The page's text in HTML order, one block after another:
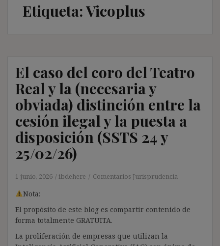
Etiqueta:Vicoplus
El caso del coro del Teatro
Real y la (necesaria y
obviada) distinción entre la
cesión ilegal y la puesta a
disposición (SSTS 24 y
25/02/26)
1 junio, 2026 ibdehere Comentarios Jurisprudencia
Nota:
El propósito de este blog es compartir contenido de
forma totalmente GRATUITA.
La proliferación de empresas que utilizan la